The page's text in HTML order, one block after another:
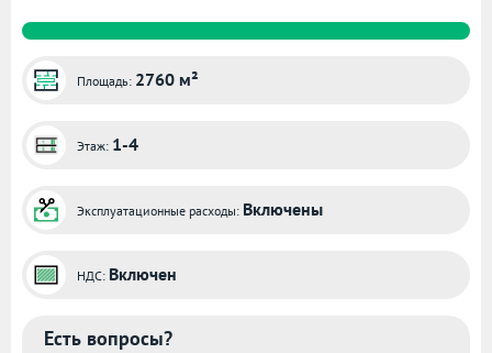
Площадь: 2760 м²
Этаж: 1-4
Эксплуатационные расходы: Включены
НДС: Включен
Есть вопросы?